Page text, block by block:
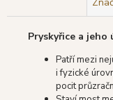
Pryskyřice a jeho
Patří mezi
i fyzické
pocit